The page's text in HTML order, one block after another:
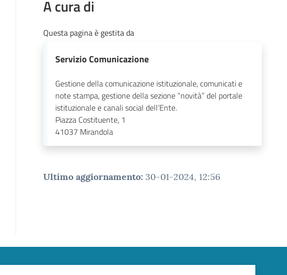
A cura di
Questa pagina è gestita da
Servizio Comunicazione
Gestione della comunicazione istituzionale, comunicati e
note stampa, gestione della sezione “novità” del portale
istituzionale e canali social dell’Ente.
Piazza Costituente, 1
41037 Mirandola
Ultimo aggiornamento: 30-01-2024, 12:56